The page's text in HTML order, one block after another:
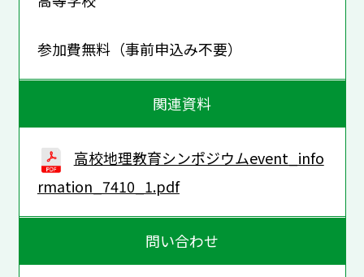
参加費無料（事前申込み不要）
関連資料
高校地理教育シンポジウムevent_info
rmation_7410_1.pdf
問い合わせ